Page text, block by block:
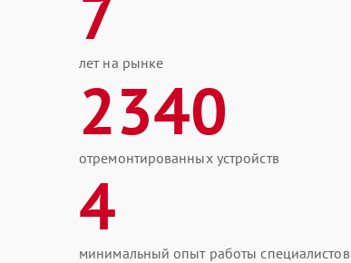
лет на рынке
2340
отремонтированных устройств
4
минимальный опыт работы специалистов